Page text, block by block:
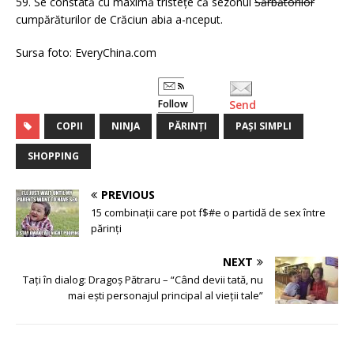
cumpărăturilor de Crăciun abia a-nceput.
Sursa foto: EveryChina.com
Follow Send
COPII NINJA PĂRINȚI PAȘI SIMPLI
SHOPPING
PREVIOUS
15 combinații care pot f$#e o partidă de sex între
părinți
NEXT
Tați în dialog: Dragoș Pătraru – “Când devii tată, nu
mai ești personajul principal al vieții tale”